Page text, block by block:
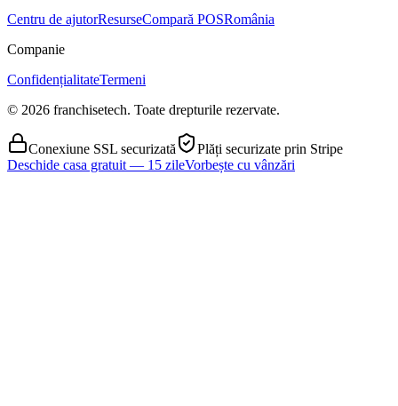
Centru de ajutorResurseCompară POSRomânia
Companie
ConfidențialitateTermeni
© 2026 franchisetech. Toate drepturile rezervate.
Conexiune SSL securizată
Plăți securizate prin Stripe
Deschide casa gratuit — 15 zileVorbește cu vânzări